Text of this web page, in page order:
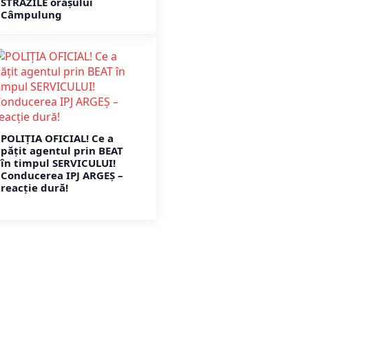
Câmpulung
POLIȚIA OFICIAL! Ce a
pățit agentul prin BEAT
în timpul SERVICULUI!
Conducerea IPJ ARGEȘ –
reacție dură!